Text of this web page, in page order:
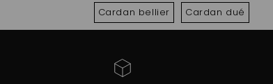
Cardan bellier Cardan dué